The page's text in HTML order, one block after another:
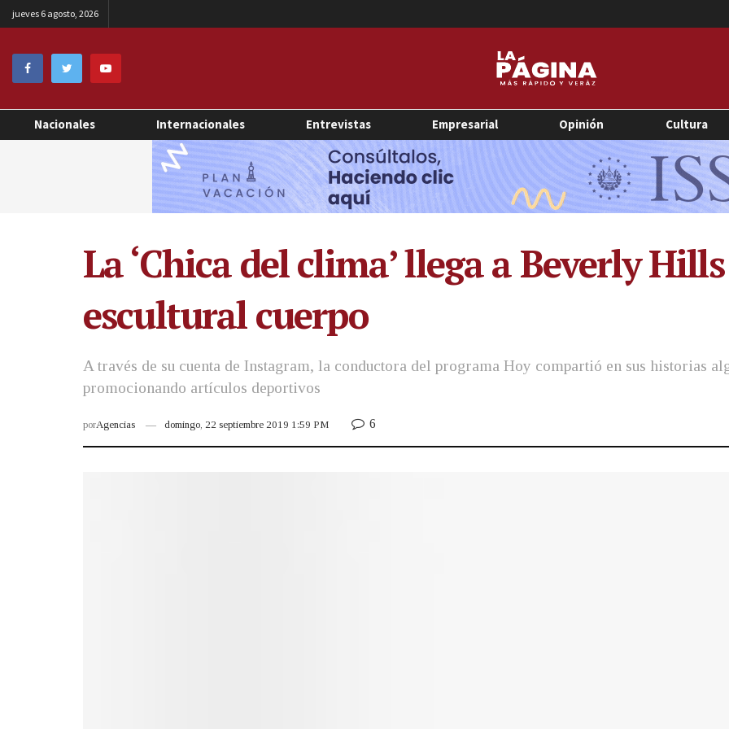
jueves 6 agosto, 2026
Nacionales Internacionales Entrevistas Empresarial Opinión Cultura
La ‘Chica del clima’ llega a Beverly
escultural cuerpo
A través de su cuenta de Instagram, la conductora del programa Hoy compartió en sus historias
promocionando artículos deportivos
porAgencias domingo, 22 septiembre 2019 1:59 PM 6